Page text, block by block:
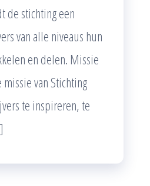
de stichting een
van alle niveaus hun
en delen. Missie
van Stichting
te inspireren, te